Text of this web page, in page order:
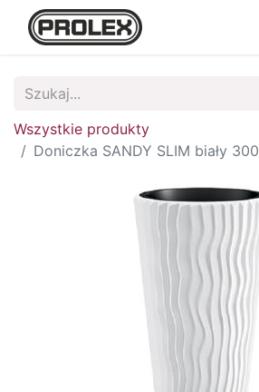
Wszystkie produkty
Doniczka SANDY SLIM biały 300